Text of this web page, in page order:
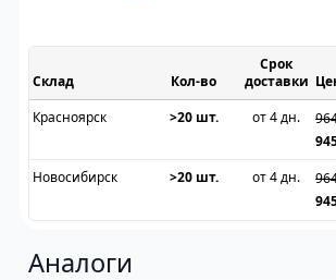
Склад
Срок
доставки
Красноярск
>20 шт. от 4 дн.
Новосибирск
>20 шт. от 4 дн.
Аналоги